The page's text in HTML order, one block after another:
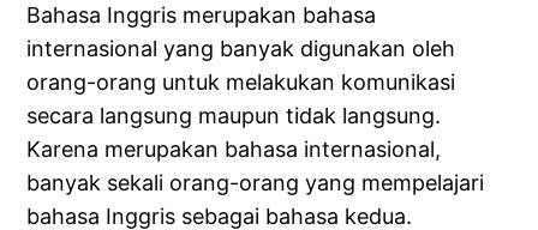
Bahasa Inggris merupakan bahasa
internasional yang banyak digunakan oleh
orang-orang untuk melakukan komunikasi
secara langsung maupun tidak langsung.
Karena merupakan bahasa internasional,
banyak sekali orang-orang yang mempelajari
bahasa Inggris sebagai bahasa kedua.